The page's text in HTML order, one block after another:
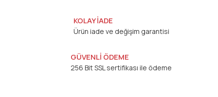
KOLAY İADE
Ürün iade ve değişim garantisi
GÜVENLİ ÖDEME
256 Bit SSL sertifikası ile ödeme